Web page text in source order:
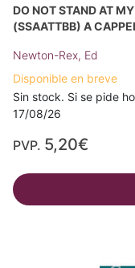
DO NOT STAND AT
(SSAATTBB) A
Newton-Rex, Ed
Disponible en breve
Sin stock. Si se pide
17/08/26
PVP. 5,20€